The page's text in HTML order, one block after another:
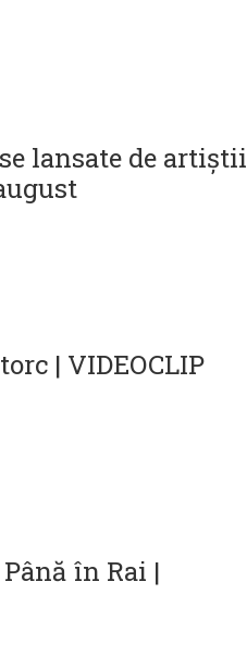
lansate de artiștii
| VIDEOCLIP
în Rai |